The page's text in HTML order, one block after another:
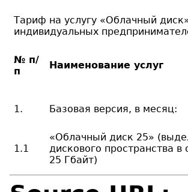
Тариф на услугу «Облачный
индивидуальных
№ п/
п
Наименование услуг
1. Базовая версия, в месяц:
1.1
«Облачный диск 25»
дискового пространства в
25 Гбайт)